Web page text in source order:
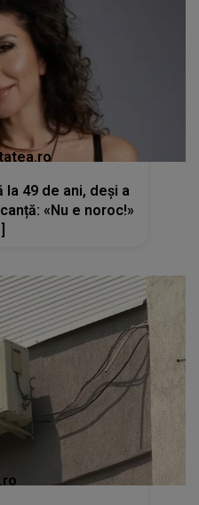
la 49 de ani, deși a
«Nu e noroc!»